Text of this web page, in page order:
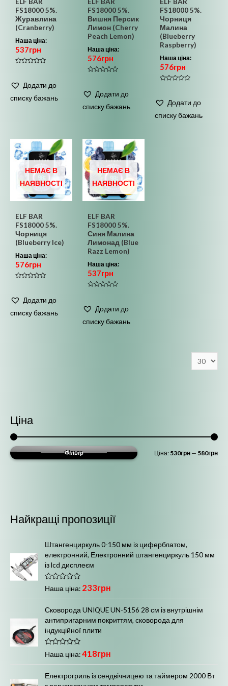
Ціна
МН
Фільтр Ціна: 530грн — 580грн
Найкращі пропозиції
Штангенциркуль 0-150 мм із циферблатом,
електронний, Електронний штангенциркуль 150 мм
із lcd дисплеєм
О
ц
і
н
е
н
в
0
з
5
Наша ціна: 233грн
Сковорода UNIQUE UN-5156 28 см із внутрішнім
антипригарним покриттям, сковорода для
індукційної плити
О
ц
і
е
Наша ціна:418грн
Електрогриль із сендвічницею та таймером 2000 Вт
FS18000 5%.
Журавлина
(Cranberry)
Наша ціна:
537грн
з
Додати до
списку бажань
FS18000 5%.
Вишня Персик
Лимон (Cherry
Peach Lemon)
Наша ціна:
576грн
з
Додати до
списку бажань
FS18000 5%.
Чорниця
Малина
(Blueberry
Raspberry)
Наша ціна:
576грн
з
Додати до
списку бажань
НЕМАЄ В
НАЯВНОСТІ
ELF BAR
FS18000 5%.
Чорниця
(Blueberry Ice)
Наша ціна:
576грн
з
Додати до
списку бажань
НЕМАЄ В
НАЯВНОСТІ
ELF BAR
FS18000 5%.
Синя Малина
Лимонад (Blue
Razz Lemon)
Наша ціна:
537грн
з
Додати до
списку бажань